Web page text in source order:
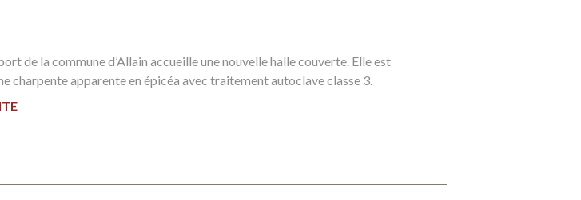
de la commune d’Allain accueille une nouvelle halle couverte. Elle est
charpente apparente en épicéa avec traitement autoclave classe 3.